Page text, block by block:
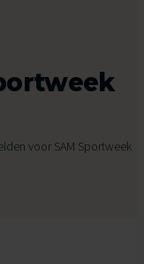
voor SAM Sportweek